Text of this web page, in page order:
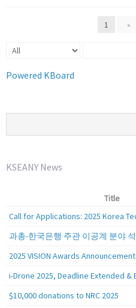
1 »
Powered KBoard
KSEANY News
Title
2025 VISION Awards Announcement
$10,000 donations to NRC 2025